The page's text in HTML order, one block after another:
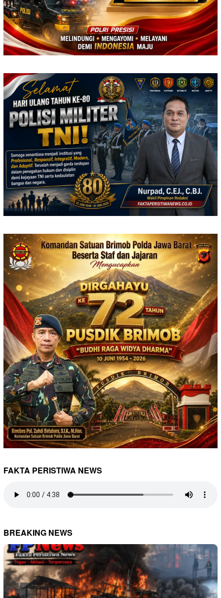
FAKTA PERISTIWA NEWS
BREAKING NEWS